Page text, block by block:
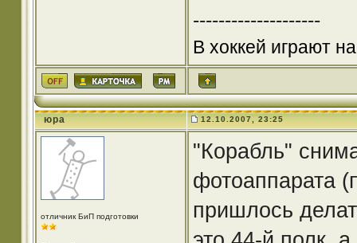
--------------------
В хоккей играют
юра 12.10.2007, 23:25
отличник БиП подготовки
"Корабль"
фотоаппарата
пришлось